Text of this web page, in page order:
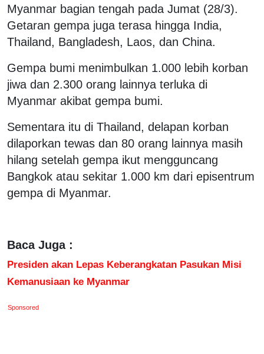
Myanmar bagian tengah pada Jumat (28/3).
Getaran gempa juga terasa hingga India,
Thailand, Bangladesh, Laos, dan China.
Gempa bumi menimbulkan 1.000 lebih korban
jiwa dan 2.300 orang lainnya terluka di
Myanmar akibat gempa bumi.
Sementara itu di Thailand, delapan korban
dilaporkan tewas dan 80 orang lainnya masih
hilang setelah gempa ikut mengguncang
Bangkok atau sekitar 1.000 km dari episentrum
gempa di Myanmar.
Baca Juga :
Presiden akan Lepas Keberangkatan Pasukan Misi
Kemanusiaan ke Myanmar
Sponsored